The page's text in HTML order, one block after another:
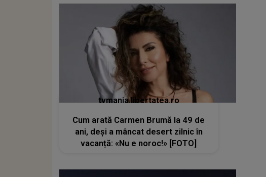
tvmania.libertatea.ro
Cum arată Carmen Brumă la 49 de
ani, deși a mâncat desert zilnic în
vacanță: «Nu e noroc!» [FOTO]